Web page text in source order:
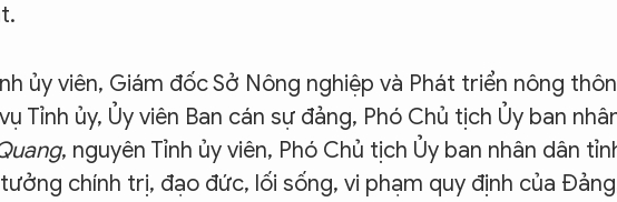
ủy viên, Giám đốc Sở Nông nghiệp và Phát triển nông
Tỉnh ủy, Ủy viên Ban cán sự đảng, Phó Chủ tịch Ủy ban
, nguyên Tỉnh ủy viên, Phó Chủ tịch Ủy ban nhân dân
chính trị, đạo đức, lối sống, vi phạm quy định của